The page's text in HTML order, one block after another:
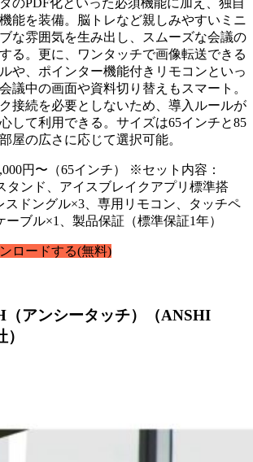
能を装備。脳トレなど親しみやすいミニ
な雰囲気を生み出し、スムーズな会議の
る。更に、ワンタッチで画像転送できる
や、ポインター機能付きリモコンといっ
議中の画面や資料切り替えもスマート。
接続を必要としないため、導入ルールが
して利用できる。サイズは65インチと85
屋の広さに応じて選択可能。
円〜（65インチ） ※セット内容：
タンド、アイスブレイクアプリ標準搭
スドングル×3、専用リモコン、タッチペ
ーブル×1、製品保証（標準保証1年）
ロードする(無料)
アンシータッチ）（ANSHI